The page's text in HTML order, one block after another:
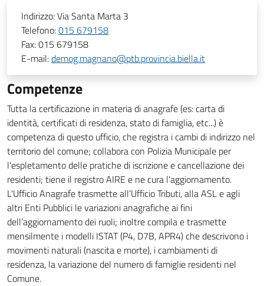
Indirizzo:Via Santa Marta 3
Telefono:015 679158
Fax:015 679158
E-mail:demog.magnano@ptb.provincia.biella.it
Competenze
Tutta la certificazione in materia di anagrafe (es: carta di
identità, certificati di residenza, stato di famiglia, etc...) è
competenza di questo ufficio, che registra i cambi di indirizzo nel
territorio del comune; collabora con Polizia Municipale per
l'espletamento delle pratiche di iscrizione e cancellazione dei
residenti; tiene il registro AIRE e ne cura l'aggiornamento.
L'Ufficio Anagrafe trasmette all’Ufficio Tributi, alla ASL e agli
altri Enti Pubblici le variazioni anagrafiche ai fini
dell’aggiornamento dei ruoli; inoltre compila e trasmette
mensilmente i modelli ISTAT (P4, D7B, APR4) che descrivono i
movimenti naturali (nascita e morte), i cambiamenti di
residenza, la variazione del numero di famiglie residenti nel
Comune.